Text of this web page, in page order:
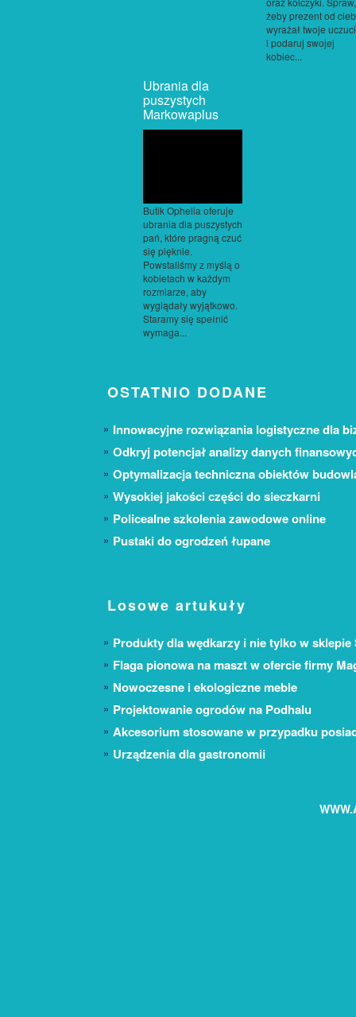
żeby prezent od
wyrażał twoje
i podaruj swojej
kobiec...
Ubrania dla
puszystych
Markowaplus
Butik Ophelia oferuje
ubrania dla puszystych
pań, które pragną czuć
się pięknie.
Powstaliśmy z myślą o
kobietach w każdym
rozmiarze, aby
wyglądały wyjątkowo.
Staramy się spełnić
wymaga...
OSTATNIO DODANE
Innowacyjne rozwiązania logistyczne dla
Odkryj potencjał analizy danych
Optymalizacja techniczna obiektów
Wysokiej jakości części do sieczkarni
Policealne szkolenia zawodowe online
Pustaki do ogrodzeń łupane
Losowe artukuły
Produkty dla wędkarzy i nie tylko w sklepie
Flaga pionowa na maszt w ofercie firmy
Nowoczesne i ekologiczne meble
Projektowanie ogrodów na Podhalu
Akcesorium stosowane w przypadku
Urządzenia dla gastronomii